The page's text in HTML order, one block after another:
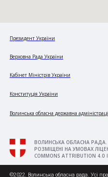
Президент України
Верховна Рада України
Кабінет Міністрів України
Конституція України
Волинська обласна державна
ВОЛИНСЬКА ОБЛАСНА РАДА.
РОЗМІЩЕНІ НА УМОВАХ
COMMONS ATTRIBUTION 4.0
©2022. Волинська обласна рада. Усі